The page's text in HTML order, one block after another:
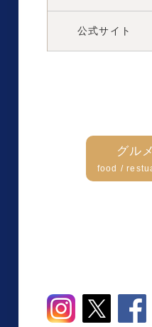
公式サイト
グル
food /